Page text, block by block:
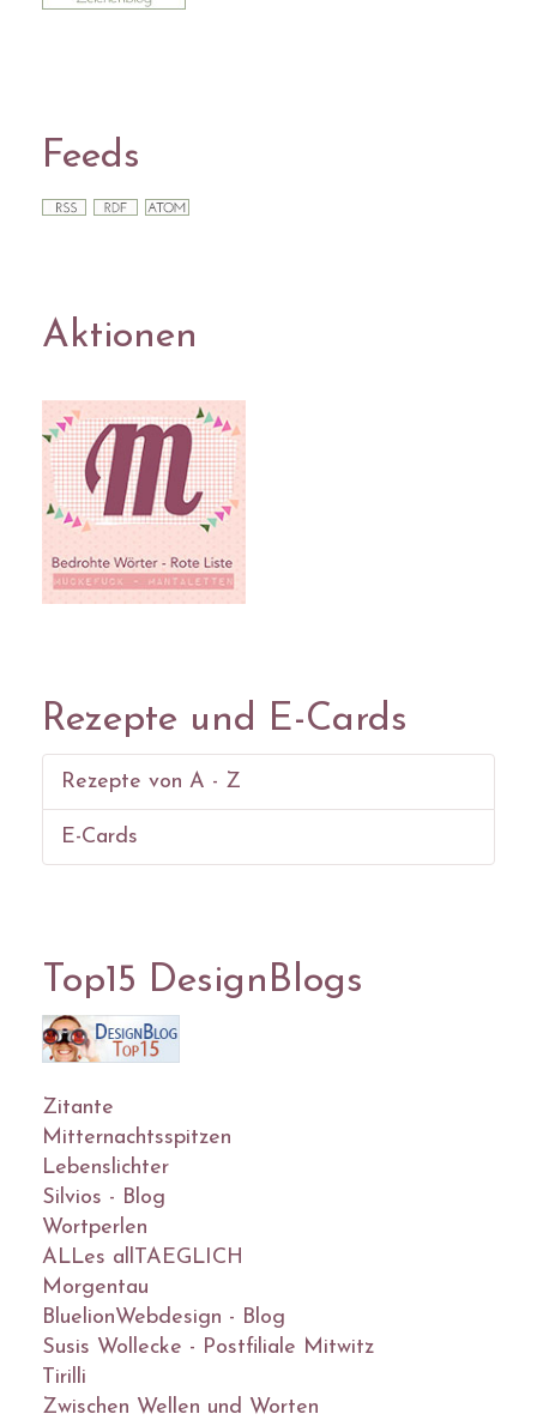
Feeds
Aktionen
Rezepte und E-Cards
Rezepte von A - Z
E-Cards
Top15 DesignBlogs
Zitante
Mitternachtsspitzen
Lebenslichter
Silvios - Blog
Wortperlen
ALLes allTAEGLICH
Morgentau
BluelionWebdesign - Blog
Susis Wollecke - Postfiliale Mitwitz
Tirilli
Zwischen Wellen und Worten